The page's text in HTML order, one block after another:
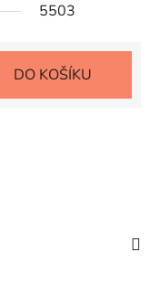
5503
DO KOŠÍKU